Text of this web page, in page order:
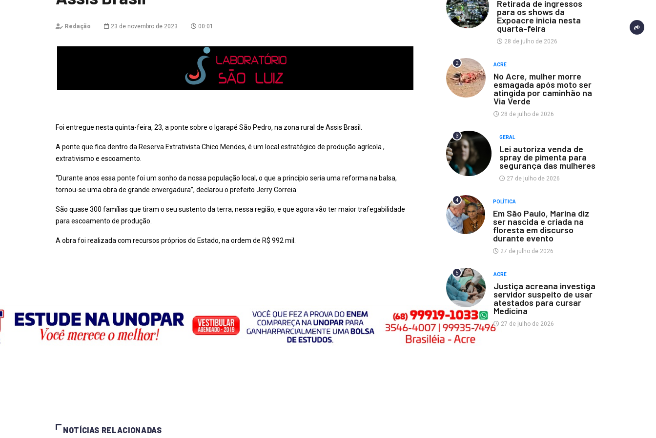
Redação 23 de novembro de 2023 00:01
Foi entregue nesta quinta-feira, 23, a ponte sobre o Igarapé São Pedro, na zona rural de Assis Brasil.
A ponte que fica dentro da Reserva Extrativista Chico Mendes, é um local estratégico de produção agrícola ,
extrativismo e escoamento.
“Durante anos essa ponte foi um sonho da nossa população local, o que a princípio seria uma reforma na balsa,
tornou-se uma obra de grande envergadura”, declarou o prefeito Jerry Correia.
São quase 300 famílias que tiram o seu sustento da terra, nessa região, e que agora vão ter maior trafegabilidade
para escoamento de produção.
A obra foi realizada com recursos próprios do Estado, na ordem de R$ 992 mil.
NOTÍCIAS RELACIONADAS
Retirada de ingressos
para os shows da
Expoacre inicia nesta
quarta-feira
28 de julho de 2026
2 ACRE
No Acre, mulher morre
esmagada após moto ser
atingida por caminhão na
Via Verde
28 de julho de 2026
3 GERAL
Lei autoriza venda de
spray de pimenta para
segurança das mulheres
27 de julho de 2026
4 POLÍTICA
Em São Paulo, Marina diz
ser nascida e criada na
floresta em discurso
durante evento
27 de julho de 2026
5 ACRE
Justiça acreana investiga
servidor suspeito de usar
atestados para cursar
Medicina
27 de julho de 2026